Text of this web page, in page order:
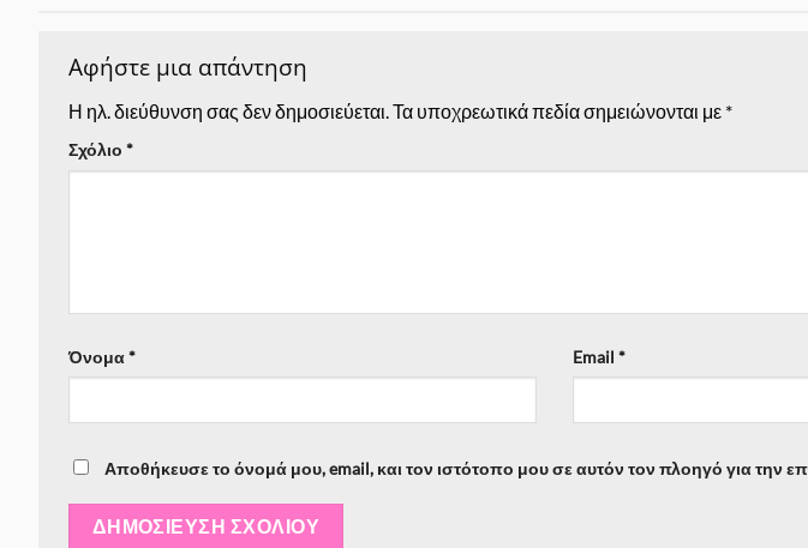
Αφήστε μια απάντηση
Η ηλ. διεύθυνση σας δεν δημοσιεύεται.Τα υποχρεωτικά πεδία σημειώνονται με *
Σχόλιο *
Όνομα* Email *
Αποθήκευσε το όνομά μου, email, και τον ιστότοπο μου σε αυτόν τον πλοηγό για την